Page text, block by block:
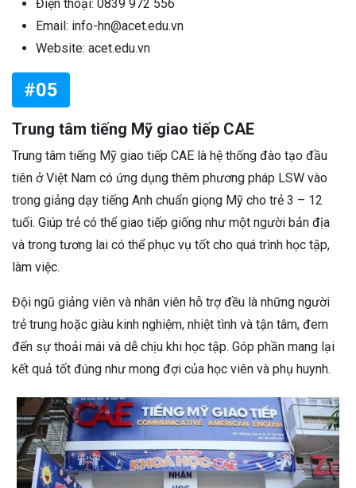
Điện thoại: 0839 972 556
Email: info-hn@acet.edu.vn
Website: acet.edu.vn
#05
Trung tâm tiếng Mỹ giao tiếp CAE
Trung tâm tiếng Mỹ giao tiếp CAE là hệ thống đào tạo đầu
tiên ở Việt Nam có ứng dụng thêm phương pháp LSW vào
trong giảng dạy tiếng Anh chuẩn giọng Mỹ cho trẻ 3 – 12
tuổi. Giúp trẻ có thể giao tiếp giống như một người bản địa
và trong tương lai có thể phục vụ tốt cho quá trình học tập,
làm việc.
Đội ngũ giảng viên và nhân viên hỗ trợ đều là những người
trẻ trung hoặc giàu kinh nghiệm, nhiệt tình và tận tâm, đem
đến sự thoải mái và dễ chịu khi học tập. Góp phần mang lại
kết quả tốt đúng như mong đợi của học viên và phụ huynh.